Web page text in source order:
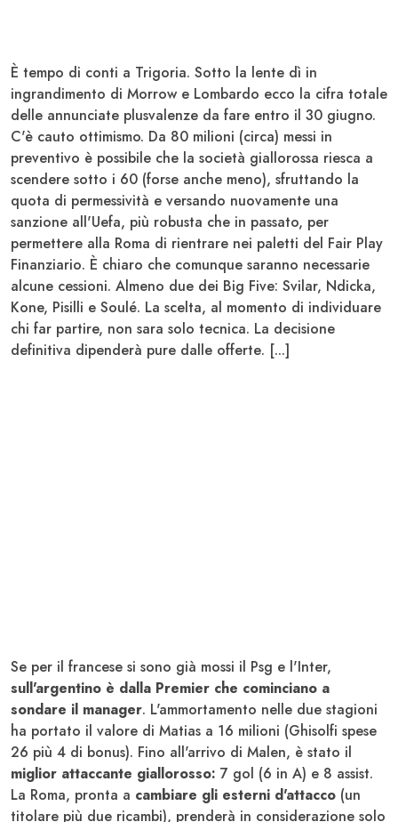
È tempo di conti a Trigoria. Sotto la lente dì in
ingrandimento di Morrow e Lombardo ecco la cifra totale
delle annunciate plusvalenze da fare entro il 30 giugno.
C'è cauto ottimismo. Da 80 milioni (circa) messi in
preventivo è possibile che la società giallorossa riesca a
scendere sotto i 60 (forse anche meno), sfruttando la
quota di permessività e versando nuovamente una
sanzione all'Uefa, più robusta che in passato, per
permettere alla Roma di rientrare nei paletti del Fair Play
Finanziario. È chiaro che comunque saranno necessarie
alcune cessioni. Almeno due dei Big Five: Svilar, Ndicka,
Kone, Pisilli e Soulé. La scelta, al momento di individuare
chi far partire, non sara solo tecnica. La decisione
definitiva dipenderà pure dalle offerte. [...]
Se per il francese si sono già mossi il Psg e l'Inter,
sull'argentino è dalla Premier che cominciano a
sondare il manager. L'ammortamento nelle due stagioni
ha portato il valore di Matias a 16 milioni (Ghisolfi spese
26 più 4 di bonus). Fino all'arrivo di Malen, è stato il
miglior attaccante giallorosso: 7 gol (6 in A) e 8 assist.
La Roma, pronta a cambiare gli esterni d'attacco (un
titolare più due ricambi), prenderà in considerazione solo